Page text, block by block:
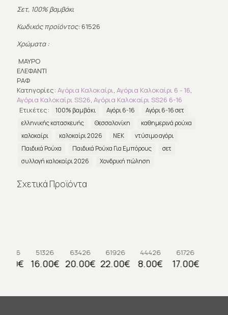
Σετ, 100% βαμβάκι
Κωδικός προϊόντος: 61526
Χρώματα :
ΜΑΥΡΟ
ΕΛΕΦΑΝΤΙ
ΡΑΦ
Κατηγορίες: Αγόρια Καλοκαίρι, Αγόρια Καλοκαίρι 6 - 16,
Αγόρια Καλοκαίρι SS26, Αγόρια Καλοκαίρι SS26 6-16
Ετικέτες:
100% βαμβάκι Αγόρι 6-16
Αγόρι 6-16 σετ
ελληνικής κατασκευής
Θεσσαλονίκη
καθημερινά ρούχα
καλοκαίρι
καλοκαίρι 2026 ΝΕΚ
ντύσιμο αγόρι
Παιδικά Ρούχα
Παιδικά Ρούχα Για Εμπόρους
σετ
συλλογή καλοκαίρι 2026
Χονδρική πώληση
Σχετικά Προϊόντα
51326
16.00€
63426
20.00€
61926
22.00€
44426
8.00€
61726
17.00€